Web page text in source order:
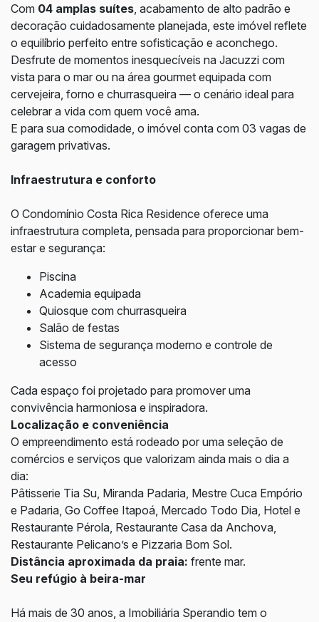
Com 04 amplas suítes, acabamento de alto padrão e
decoração cuidadosamente planejada, este imóvel reflete
o equilíbrio perfeito entre sofisticação e aconchego.
Desfrute de momentos inesquecíveis na Jacuzzi com
vista para o mar ou na área gourmet equipada com
cervejeira, forno e churrasqueira — o cenário ideal para
celebrar a vida com quem você ama.
E para sua comodidade, o imóvel conta com 03 vagas de
garagem privativas.
Infraestrutura e conforto
O Condomínio Costa Rica Residence oferece uma
infraestrutura completa, pensada para proporcionar bem-
estar e segurança:
Piscina
Academia equipada
Quiosque com churrasqueira
Salão de festas
Sistema de segurança moderno e controle de
acesso
Cada espaço foi projetado para promover uma
convivência harmoniosa e inspiradora.
Localização e conveniência
O empreendimento está rodeado por uma seleção de
comércios e serviços que valorizam ainda mais o dia a
dia:
Pâtisserie Tia Su, Miranda Padaria, Mestre Cuca Empório
e Padaria, Go Coffee Itapoá, Mercado Todo Dia, Hotel e
Restaurante Pérola, Restaurante Casa da Anchova,
Restaurante Pelicano’s e Pizzaria Bom Sol.
Distância aproximada da praia: frente mar.
Seu refúgio à beira-mar
Há mais de 30 anos, a Imobiliária Sperandio tem o